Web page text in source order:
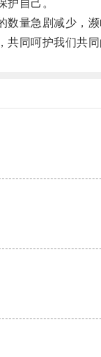
自己。
量急剧减少，濒
同呵护我们共同